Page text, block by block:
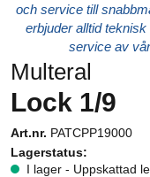
och service till
erbjuder alltid
service av
Multeral
Lock 1/9
Art.nr. PATCPP19000
Lagerstatus:
I lager - Uppskattad